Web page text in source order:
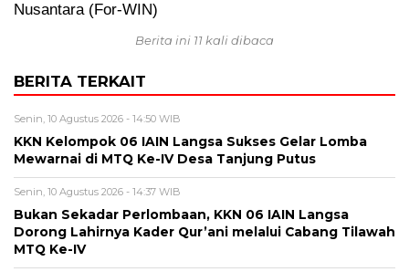
Nusantara (For-WIN)
Berita ini 11 kali dibaca
BERITA TERKAIT
Senin, 10 Agustus 2026 - 14:50 WIB
KKN Kelompok 06 IAIN Langsa Sukses Gelar Lomba
Mewarnai di MTQ Ke-IV Desa Tanjung Putus
Senin, 10 Agustus 2026 - 14:37 WIB
Bukan Sekadar Perlombaan, KKN 06 IAIN Langsa
Dorong Lahirnya Kader Qur’ani melalui Cabang Tilawah
MTQ Ke-IV